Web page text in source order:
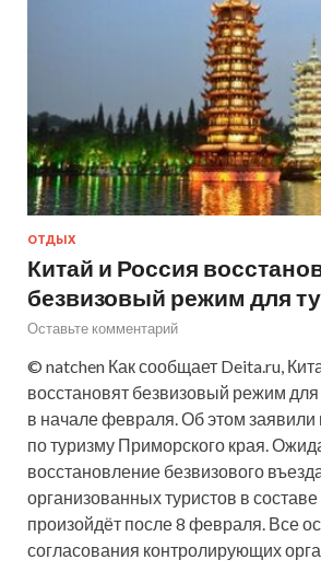
ОТДЫХ
Китай и Россия
безвизовый режим для
Оставьте комментарий
© natchen Как сообщает Deita.ru,
восстановят безвизовый режим для
в начале февраля. Об этом заявили
по туризму Приморского края.
восстановление безвизового
организованных туристов в составе
произойдёт после 8 февраля. Все
согласования контролирующих